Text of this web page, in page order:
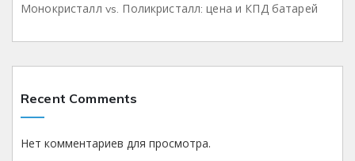
Монокристалл vs. Поликристалл: цена и КПД батарей
Recent Comments
Нет комментариев для просмотра.